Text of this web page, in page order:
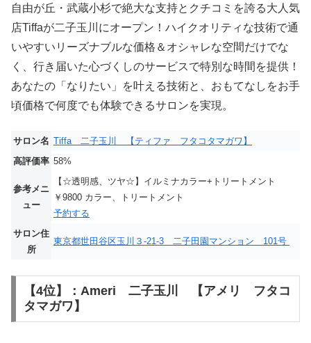
自由が丘・武蔵小杉で絶大な支持とクチコミを誇る大人気
店Tiffaが二子玉川にオープン！ハイクオリティな技術で通
いやすいリーズナブルな価格＆オシャレな空間だけでな
く、行き届いた心づくしのサービスで特別な時間を提供！
あなたの「なりたい」を叶える技術と、おもてなしをお手
頃価格で何度でも体験できるサロンを実現。
サロン名 Tiffa 二子玉川 【ティファ フタコタマガワ】
高評価率 58%
参考メニ
ュー
【☆透明感、ツヤ☆】イルミナカラー+トリートメント
￥9800 カラー、トリートメント
予約する
サロン住
所
東京都世田谷区玉川３-21-3 二子田園マンション 101号
【4位】：Ameri 二子玉川 【アメリ フタコ
タマガワ】